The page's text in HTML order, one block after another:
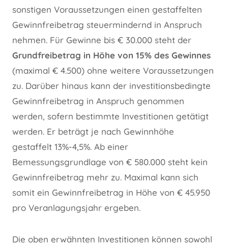
sonstigen Voraussetzungen einen gestaffelten
Gewinnfreibetrag steuermindernd in Anspruch
nehmen. Für Gewinne bis € 30.000 steht der
Grundfreibetrag in Höhe von 15% des Gewinnes
(maximal € 4.500) ohne weitere Voraussetzungen
zu. Darüber hinaus kann der investitionsbedingte
Gewinnfreibetrag in Anspruch genommen
werden, sofern bestimmte Investitionen getätigt
werden. Er beträgt je nach Gewinnhöhe
gestaffelt 13%-4,5%. Ab einer
Bemessungsgrundlage von € 580.000 steht kein
Gewinnfreibetrag mehr zu. Maximal kann sich
somit ein Gewinnfreibetrag in Höhe von € 45.950
pro Veranlagungsjahr ergeben.
Die oben erwähnten Investitionen können sowohl